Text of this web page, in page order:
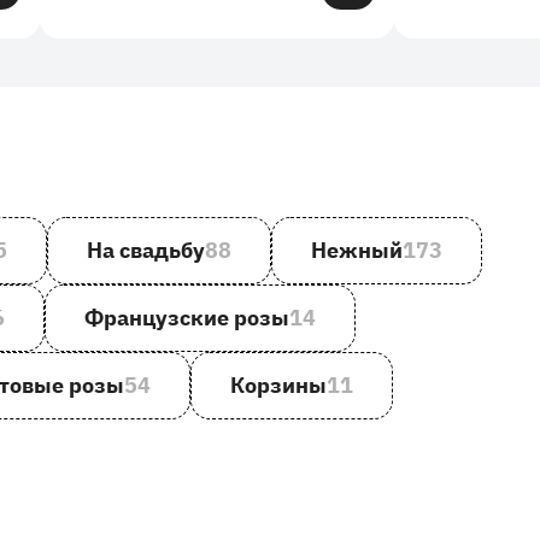
На свадьбу88 Нежный173
Французские розы14
розы54 Корзины11